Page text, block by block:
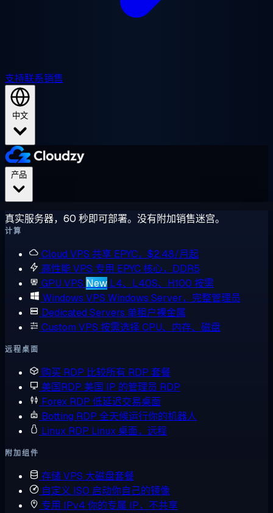
支持联系销售
中文
真实服务器，60 秒即可部署。没有附加销售迷宫。
计算
Cloud VPS 共享 EPYC，$2.48/月起
高性能 VPS 专用 EPYC 核心，DDR5
GPU VPS New L4、L40S、H100 按需
Windows VPS Windows Server，完整管理员
Dedicated Servers 单租户裸金属
Custom VPS 按需选择 CPU、内存、磁盘
远程桌面
购买 RDP 比较所有 RDP 套餐
美国RDP 美国 IP 的管理员 RDP
Forex RDP 低延迟交易桌面
Botting RDP 全天候运行你的机器人
Linux RDP Linux 桌面，远程
附加组件
存储 VPS 大磁盘套餐
自定义 ISO 启动你自己的镜像
专用 IPv4 你的专属 IP，不共享